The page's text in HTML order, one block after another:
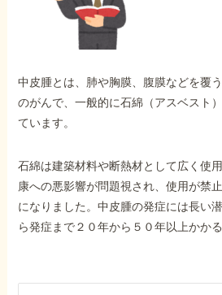
非対面で申請できる
障害年金の金額
中皮腫とは、肺や胸膜、腹膜などを覆
のがんで、一般的に石綿（アスベスト
ています。
石綿は建築材料や断熱材として広く使
康への悪影響が問題視され、使用が禁
になりました。中皮腫の発症には長い
ら発症まで２０年から５０年以上かか